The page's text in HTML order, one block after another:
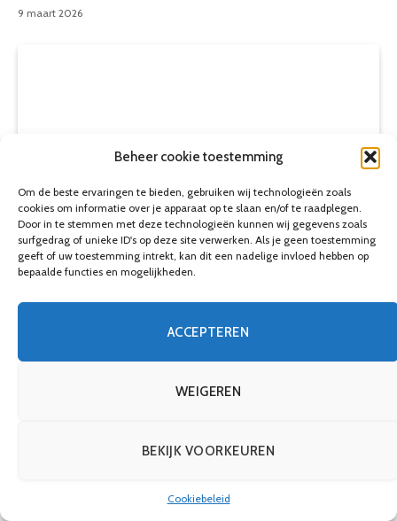
Beheer cookie toestemming
Om de beste ervaringen te bieden, gebruiken wij technologieën zoals
cookies om informatie over je apparaat op te slaan en/of te raadplegen.
Door in te stemmen met deze technologieën kunnen wij gegevens zoals
surfgedrag of unieke ID's op deze site verwerken. Als je geen toestemming
geeft of uw toestemming intrekt, kan dit een nadelige invloed hebben op
bepaalde functies en mogelijkheden.
ACCEPTEREN
WEIGEREN
BEKIJK VOORKEUREN
Cookiebeleid
9 maart 2026
Waarom kiezen voor kwaliteitsverf
20 maart 2024
Comments are closed.
Laatste berichten
Welk hout kies je voor jouw